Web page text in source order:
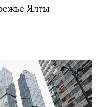
Ялты